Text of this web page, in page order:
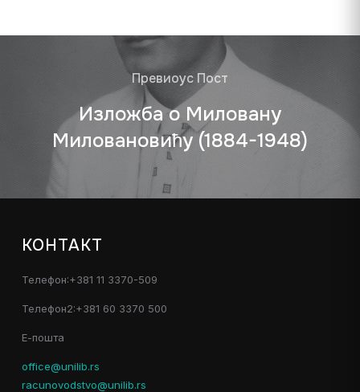
Превиоус Пост
Изложба о Миловану
Миловановићу (1884-1948)
КОНТАКТ
Телефон:+381 11 3370-509
Телефон2:+381 60 3370 500
Е-пошта
office@unilib.rs
racunovodstvo@unilib.rs